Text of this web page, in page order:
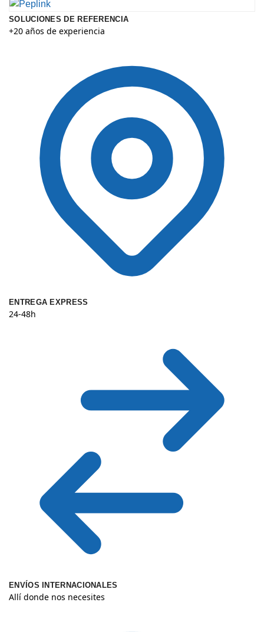
SOLUCIONES DE REFERENCIA
+20 años de experiencia
ENTREGA EXPRESS
24-48h
ENVÍOS INTERNACIONALES
Allí donde nos necesites